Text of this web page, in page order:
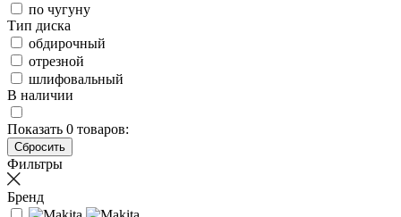
по чугуну
Тип диска
обдирочный
отрезной
шлифовальный
В наличии
Показать 0 товаров:
Фильтры
Бренд